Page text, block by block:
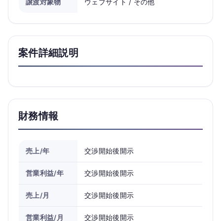
譲渡対象物 ウェブサイト / その他
案件詳細説明
財務情報
売上/年 交渉開始後開示
営業利益/年 交渉開始後開示
売上/月 交渉開始後開示
営業利益/月 交渉開始後開示